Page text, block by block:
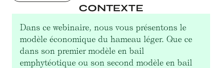
CONTEXTE
Dans ce webinaire, nous vous présentons le
modèle économique du hameau léger. Que ce
dans son premier modèle en bail
emphytéotique ou son second modèle en bail